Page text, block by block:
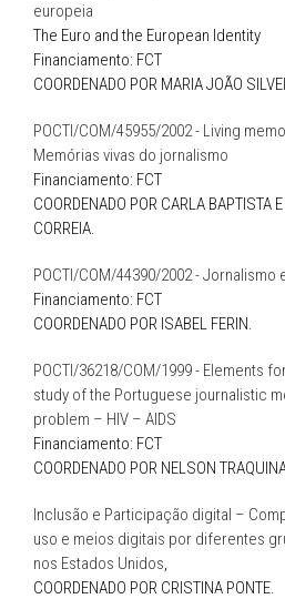
europeia
The Euro and the European Identity
Financiamento: FCT
COORDENADO POR MARIA JOÃO
POCTI/COM/45955/2002 - Living
Memórias vivas do jornalismo
Financiamento: FCT
COORDENADO POR CARLA BAPTISTA
CORREIA.
POCTI/COM/44390/2002 -
Financiamento: FCT
COORDENADO POR ISABEL FERIN.
POCTI/36218/COM/1999 - Elements
study of the Portuguese journalistic
problem – HIV – AIDS
Financiamento: FCT
COORDENADO POR NELSON
Inclusão e Participação digital –
uso e meios digitais por diferentes
nos Estados Unidos,
COORDENADO POR CRISTINA PONTE.